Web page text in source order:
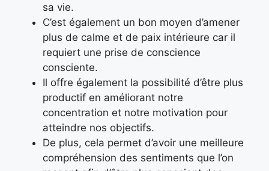
sa vie.
C’est également un bon moyen d’amener
plus de calme et de paix intérieure car il
requiert une prise de conscience
consciente.
Il offre également la possibilité d’être plus
productif en améliorant notre
concentration et notre motivation pour
atteindre nos objectifs.
De plus, cela permet d’avoir une meilleure
compréhension des sentiments que l’on